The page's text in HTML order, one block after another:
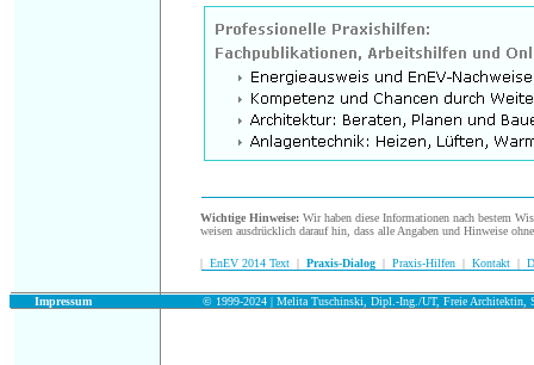
Wichtige Hinweise: Wir haben diese Informationen nach bestem
weisen ausdrücklich darauf hin, dass alle Angaben und Hinweise
| EnEV 2014 Text | Praxis-Dialog | Praxis-Hilfen | Kontakt |
Impressum © 1999-2024 | Melita Tuschinski, Dipl.-Ing./UT, Freie Architektin,